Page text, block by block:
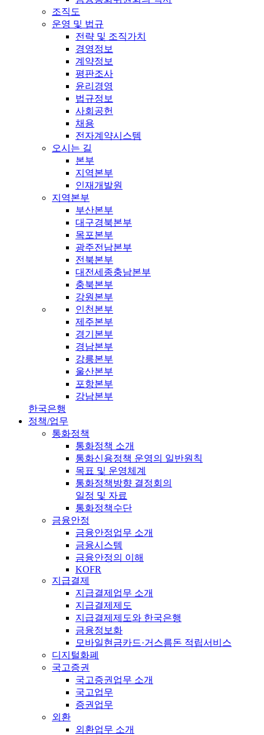
조직도
운영 및 법규
전략 및 조직가치
경영정보
계약정보
평판조사
윤리경영
법규정보
사회공헌
채용
전자계약시스템
오시는 길
본부
지역본부
인재개발원
지역본부
부산본부
대구경북본부
목포본부
광주전남본부
전북본부
대전세종충남본부
충북본부
강원본부
인천본부
제주본부
경기본부
경남본부
강릉본부
울산본부
포항본부
강남본부
한국은행
정책/업무
통화정책
통화정책 소개
통화신용정책 운영의 일반원칙
목표 및 운영체계
통화정책방향 결정회의
일정 및 자료
통화정책수단
금융안정
금융안정업무 소개
금융시스템
금융안정의 이해
KOFR
지급결제
지급결제업무 소개
지급결제제도
지급결제제도와 한국은행
금융정보화
모바일현금카드·거스름돈 적립서비스
디지털화폐
국고증권
국고증권업무 소개
국고업무
증권업무
외환
외환업무 소개